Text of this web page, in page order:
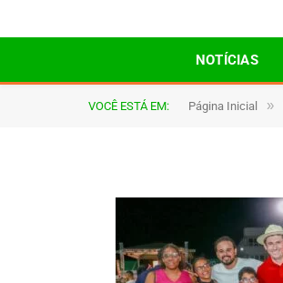
NOTÍCIAS
VOCÊ ESTÁ EM: Página Inicial »